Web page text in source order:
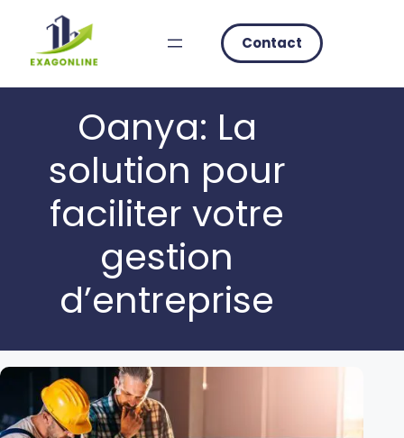
content
Contact
Oanya: La
solution pour
faciliter votre
gestion
d’entreprise